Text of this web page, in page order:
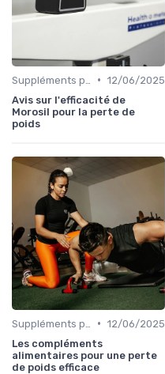
• 12/06/2025
Avis sur l'efficacité de
Morosil pour la perte de
poids
• 12/06/2025
Les compléments
alimentaires pour une perte
de poids efficace